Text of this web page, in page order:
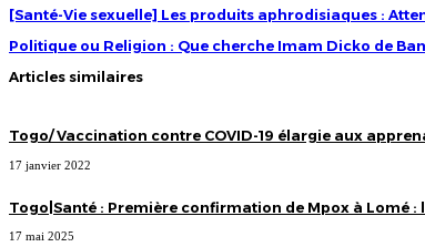
[Santé-
Vie
sexuelle]
Les
aphrodisiaques
!
[Santé-Vie sexuelle] Les produits aphrodisiaques :
Politique
ou
Religion
:
Dicko
Bamako
?
Politique ou Religion : Que cherche Imam Dicko de
Articles similaires
Togo/ Vaccination contre COVID-19 élargie aux
17 janvier 2022
Togo|Santé : Première confirmation de Mpox à Lomé
17 mai 2025